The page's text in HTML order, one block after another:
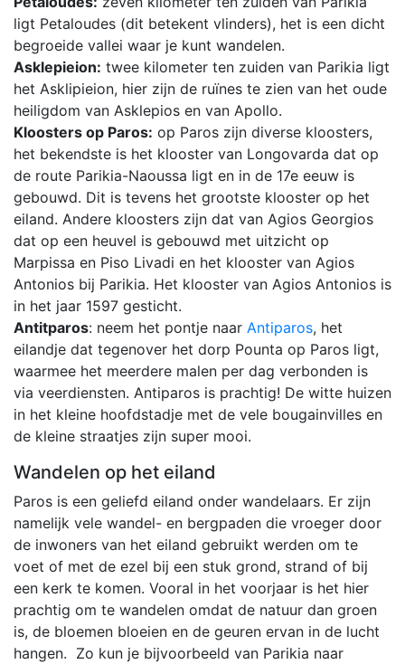
ligt Petaloudes (dit betekent vlinders), het is een dicht
begroeide vallei waar je kunt wandelen.
Asklepieion: twee kilometer ten zuiden van Parikia ligt
het Asklipieion, hier zijn de ruïnes te zien van het oude
heiligdom van Asklepios en van Apollo.
Kloosters op Paros: op Paros zijn diverse kloosters,
het bekendste is het klooster van Longovarda dat op
de route Parikia-Naoussa ligt en in de 17e eeuw is
gebouwd. Dit is tevens het grootste klooster op het
eiland. Andere kloosters zijn dat van Agios Georgios
dat op een heuvel is gebouwd met uitzicht op
Marpissa en Piso Livadi en het klooster van Agios
Antonios bij Parikia. Het klooster van Agios Antonios is
in het jaar 1597 gesticht.
Antitparos: neem het pontje naar Antiparos, het
eilandje dat tegenover het dorp Pounta op Paros ligt,
waarmee het meerdere malen per dag verbonden is
via veerdiensten. Antiparos is prachtig! De witte huizen
in het kleine hoofdstadje met de vele bougainvilles en
de kleine straatjes zijn super mooi.
Wandelen op het eiland
Paros is een geliefd eiland onder wandelaars. Er zijn
namelijk vele wandel- en bergpaden die vroeger door
de inwoners van het eiland gebruikt werden om te
voet of met de ezel bij een stuk grond, strand of bij
een kerk te komen. Vooral in het voorjaar is het hier
prachtig om te wandelen omdat de natuur dan groen
is, de bloemen bloeien en de geuren ervan in de lucht
hangen. Zo kun je bijvoorbeeld van Parikia naar